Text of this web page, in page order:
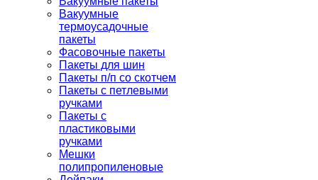
Вакуумные
термоусадочные
пакеты
Фасовочные пакеты
Пакеты для шин
Пакеты п/п со скотчем
Пакеты с петлевыми
ручками
Пакеты с
пластиковыми
ручками
Мешки
полипропиленовые